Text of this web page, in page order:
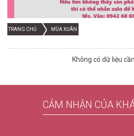
TRANG CHỦ MÙA XUÂN
Không có dữ liệu
CẢM NHẬN CỦA